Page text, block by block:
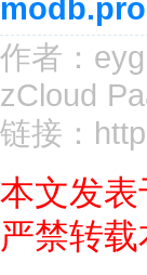
作者：
zCloud
链接：
本文发表
严禁转载